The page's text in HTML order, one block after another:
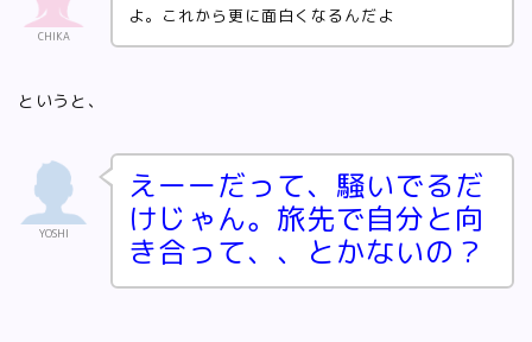
CHIKA
よ。これから更に面白くなるんだよ
というと、
YOSHI
えーーだって、騒いでるだ
けじゃん。旅先で自分と向
き合って、、とかないの？